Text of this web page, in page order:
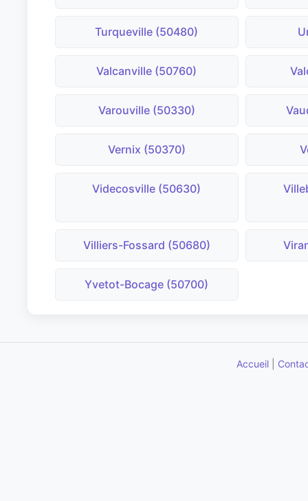
Turqueville (50480)
Valcanville (50760)
Varouville (50330)
Vernix (50370)
Videcosville (50630)
Villiers-Fossard (50680)
Yvetot-Bocage (50700)
Accueil